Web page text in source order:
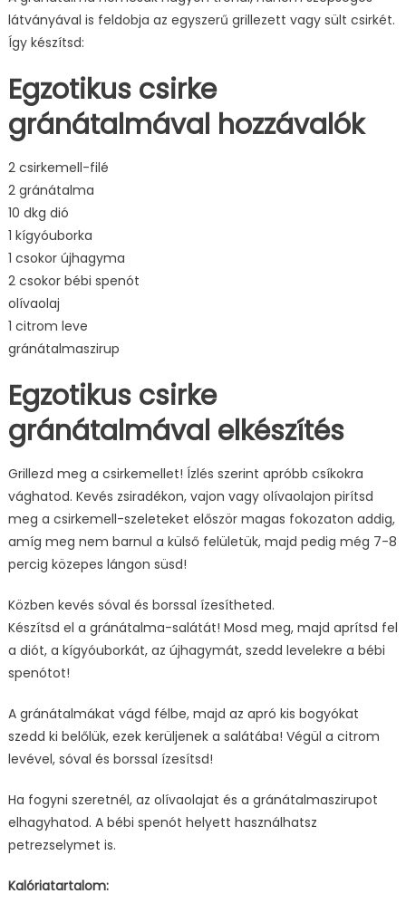
recept
látványával is feldobja az egyszerű grillezett vagy sült csirkét.
Így készítsd:
Egzotikus csirke
gránátalmával hozzávalók
2 csirkemell-filé
2 gránátalma
10 dkg dió
1 kígyóuborka
1 csokor újhagyma
2 csokor bébi spenót
olívaolaj
1 citrom leve
gránátalmaszirup
Egzotikus csirke
gránátalmával elkészítés
Grillezd meg a csirkemellet! Ízlés szerint apróbb csíkokra
vághatod. Kevés zsiradékon, vajon vagy olívaolajon pirítsd
meg a csirkemell-szeleteket először magas fokozaton addig,
amíg meg nem barnul a külső felületük, majd pedig még 7-8
percig közepes lángon süsd!
Közben kevés sóval és borssal ízesítheted.
Készítsd el a gránátalma-salátát! Mosd meg, majd aprítsd fel
a diót, a kígyóuborkát, az újhagymát, szedd levelekre a bébi
spenótot!
A gránátalmákat vágd félbe, majd az apró kis bogyókat
szedd ki belőlük, ezek kerüljenek a salátába! Végül a citrom
levével, sóval és borssal ízesítsd!
Ha fogyni szeretnél, az olívaolajat és a gránátalmaszirupot
elhagyhatod. A bébi spenót helyett használhatsz
petrezselymet is.
Kalóriatartalom: